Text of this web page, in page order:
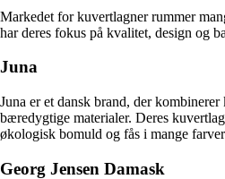
Markedet for kuvertlagner rummer
har deres fokus på kvalitet, design og
Juna
Juna er et dansk brand, der kombinerer
bæredygtige materialer. Deres
økologisk bomuld og fås i mange
Georg Jensen Damask